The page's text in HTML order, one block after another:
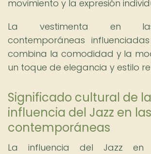
movimiento y la expresión
La vestimenta en
contemporáneas
combina la comodidad y la
un toque de elegancia y estilo
Significado cultural de la
influencia del Jazz en
contemporáneas
La influencia del Jazz en